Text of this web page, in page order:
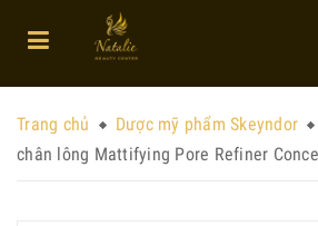
Trang chủ Dược mỹ phẩm Skeyndor
chân lông Mattifying Pore Refiner